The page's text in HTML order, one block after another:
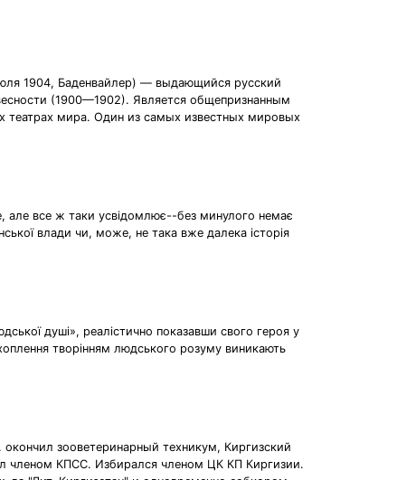
1904, Баденвайлер) — выдающийся русский
(1900—1902). Является общепризнанным
театрах мира. Один из самых известных мировых
але все ж таки усвідомлює--без минулого немає
влади чи, може, не така вже далека історія
душі», реалістично показавши свого героя у
творінням людського розуму виникають
зооветеринарный техникум, Киргизский
членом КПСС. Избирался членом ЦК КП Киргизии.